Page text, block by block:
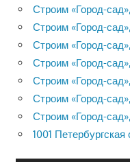
Строим «Город-
Строим «Город-
Строим «Город-
Строим «Город-
Строим «Город-
Строим «Город-
Строим «Город-
1001 Петербургская